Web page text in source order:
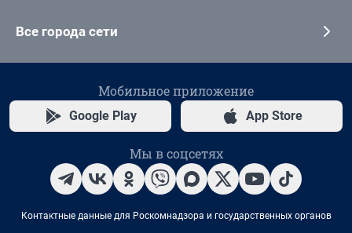
Все города сети
Мобильное приложение
Google Play App Store
Мы в соцсетях
Контактные данные для Роскомнадзора и государственных органов